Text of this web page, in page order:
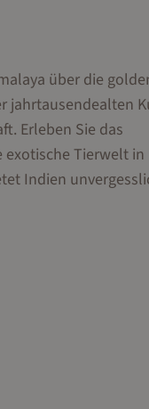
über die
jahrtausendealten
Erleben Sie das
exotische Tierwelt in
Indien